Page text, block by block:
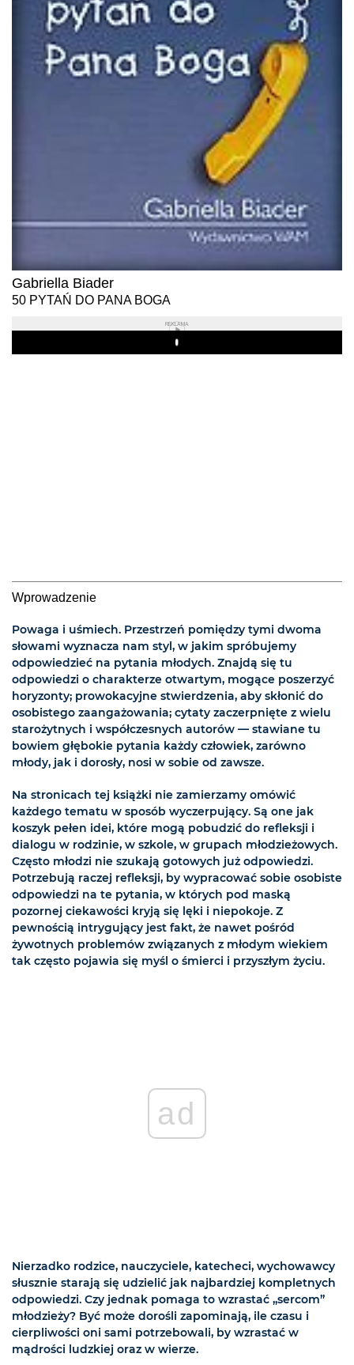
Gabriella Biader
50 PYTAŃ DO PANA BOGA
REKLAMA
Play
Wprowadzenie
Powaga i uśmiech. Przestrzeń pomiędzy tymi dwoma
słowami wyznacza nam styl, w jakim spróbujemy
odpowiedzieć na pytania młodych. Znajdą się tu
odpowiedzi o charakterze otwartym, mogące poszerzyć
horyzonty; prowokacyjne stwierdzenia, aby skłonić do
osobistego zaangażowania; cytaty zaczerpnięte z wielu
starożytnych i współczesnych autorów — stawiane tu
bowiem głębokie pytania każdy człowiek, zarówno
młody, jak i dorosły, nosi w sobie od zawsze.
Na stronicach tej książki nie zamierzamy omówić
każdego tematu w sposób wyczerpujący. Są one jak
koszyk pełen idei, które mogą pobudzić do refleksji i
dialogu w rodzinie, w szkole, w grupach młodzieżowych.
Często młodzi nie szukają gotowych już odpowiedzi.
Potrzebują raczej refleksji, by wypracować sobie osobiste
odpowiedzi na te pytania, w których pod maską
pozornej ciekawości kryją się lęki i niepokoje. Z
pewnością intrygujący jest fakt, że nawet pośród
żywotnych problemów związanych z młodym wiekiem
tak często pojawia się myśl o śmierci i przyszłym życiu.
ad
Nierzadko rodzice, nauczyciele, katecheci, wychowawcy
słusznie starają się udzielić jak najbardziej kompletnych
odpowiedzi. Czy jednak pomaga to wzrastać „sercom”
młodzieży? Być może dorośli zapominają, ile czasu i
cierpliwości oni sami potrzebowali, by wzrastać w
mądrości ludzkiej oraz w wierze.